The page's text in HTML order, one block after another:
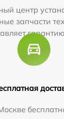
центр
запчасти